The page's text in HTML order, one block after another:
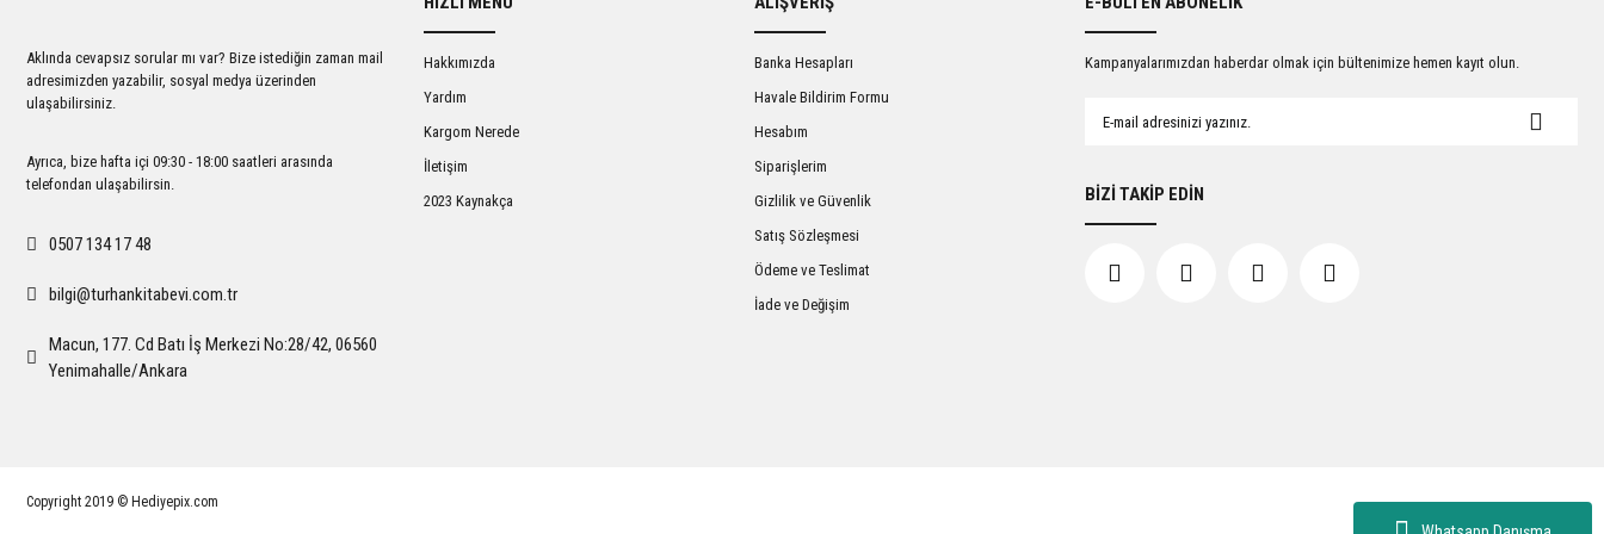
Ürün fiyatı diğer sitelerden daha pahalı.
Bu ürüne benzer farklı alternatifler olmalı.
Gönder
Aklında cevapsız sorular mı var? Bize istediğin zaman mail
adresimizden yazabilir, sosyal medya üzerinden
ulaşabilirsiniz.
Ayrıca, bize hafta içi 09:30 - 18:00 saatleri arasında
telefondan ulaşabilirsin.
0507 134 17 48
bilgi@turhankitabevi.com.tr
Macun, 177. Cd Batı İş Merkezi No:28/42, 06560
Yenimahalle/Ankara
Hakkımızda
Yardım
Kargom Nerede
İletişim
2023 Kaynakça
Banka Hesapları
Havale Bildirim Formu
Hesabım
Siparişlerim
Gizlilik ve Güvenlik
Satış Sözleşmesi
Ödeme ve Teslimat
İade ve Değişim
Kampanyalarımızdan haberdar olmak için bültenimize hemen kayıt olun.
BİZİ TAKİP EDİN
Copyright 2019 © Hediyepix.com